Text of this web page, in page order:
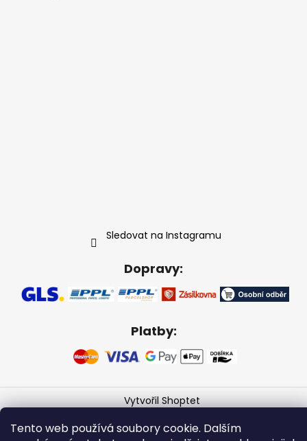
Tento web používá soubory cookie. Dalším
Sledovat na Instagramu
Dopravy:
Platby:
Vytvořil Shoptet
Copyright 2026Gabikacopánky
. Všechna práva
vyhrazena.